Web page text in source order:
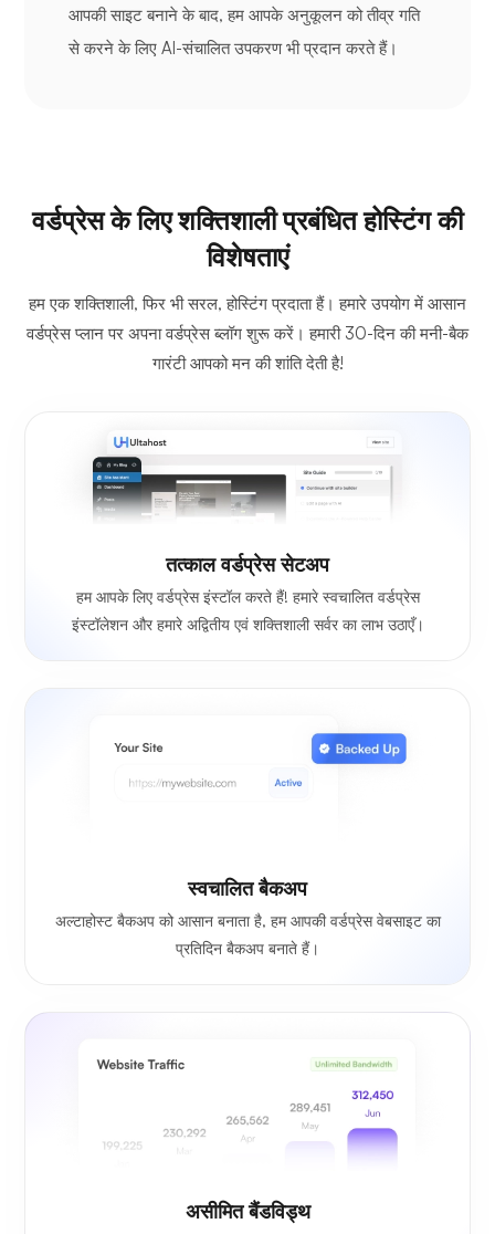
आपकी साइट बनाने के बाद, हम आपके अनुकूलन को तीव्र गति
से करने के लिए AI-संचालित उपकरण भी प्रदान करते हैं।
वर्डप्रेस के लिए शक्तिशाली प्रबंधित होस्टिंग की
विशेषताएं
हम एक शक्तिशाली, फिर भी सरल, होस्टिंग प्रदाता हैं। हमारे उपयोग में आसान
वर्डप्रेस प्लान पर अपना वर्डप्रेस ब्लॉग शुरू करें। हमारी 30-दिन की मनी-बैक
गारंटी आपको मन की शांति देती है!
तत्काल वर्डप्रेस सेटअप
हम आपके लिए वर्डप्रेस इंस्टॉल करते हैं! हमारे स्वचालित वर्डप्रेस
इंस्टॉलेशन और हमारे अद्वितीय एवं शक्तिशाली सर्वर का लाभ उठाएँ।
स्वचालित बैकअप
अल्टाहोस्ट बैकअप को आसान बनाता है, हम आपकी वर्डप्रेस वेबसाइट का
प्रतिदिन बैकअप बनाते हैं।
असीमित बैंडविड्थ